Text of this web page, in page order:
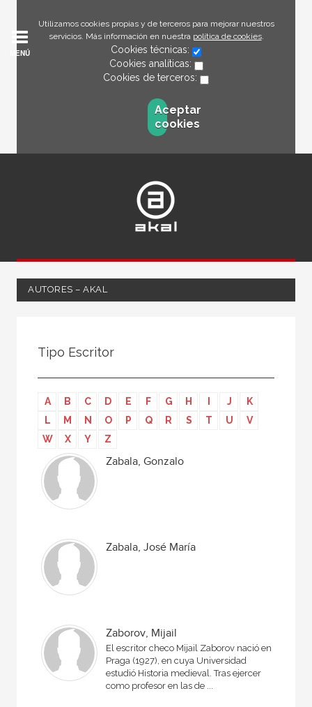
Utilizamos cookies propias y de terceros para mejorar nuestros
servicios. Más información en nuestra política de cookies.
Cookies técnicas:
Cookies analíticas:
Cookies de terceros:
Aceptar
cookies
MENÚ
AUTORES – AKAL
Editor
Editora
Escritor
Escritora
Prologuista
Traductor
Tipo Escritor
A B C D E F G H J
K
L
M N O P Q R S T U
V
W
X Y Z
Zabala, Gonzalo
Zabala, José María
Zaborov, Mijail
El escritor checo Mijail Zaborov nació en
Praga (1927), en cuya Universidad
estudió Historia medieval. Tras ejercer
como profesor en las de ...